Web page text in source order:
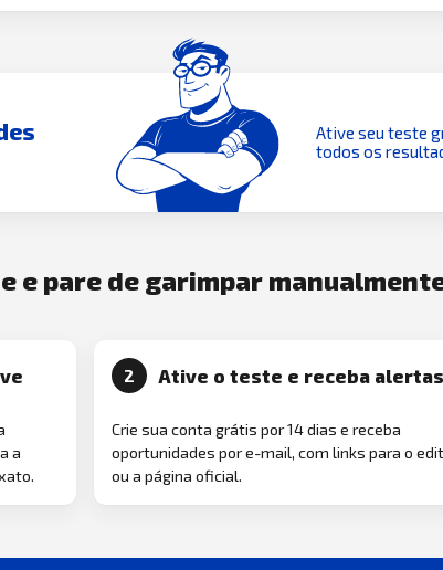
Ative seu teste
todos os
e pare de garimpar
a
2 Ative o teste e receba alertas
Crie sua conta grátis por 14 dias e receba
oportunidades por e-mail, com links para o
ou a página oficial.